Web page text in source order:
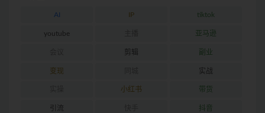
AI IP tiktok
youtube 亚马逊
剪辑 副业
变现 实战
小红书 带货
引流 抖音